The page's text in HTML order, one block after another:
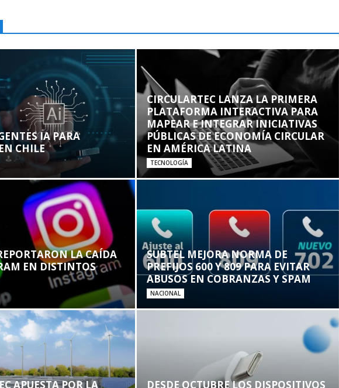
IA PARA
CHILE
CIRCULARTEC LANZA LA PRIMERA
PLATAFORMA INTERACTIVA PARA
MAPEAR E INTEGRAR INICIATIVAS
PÚBLICAS DE ECONOMÍA CIRCULAR
EN AMÉRICA LATINA
TECNOLOGÍA
LA CAÍDA
EN DISTINTOS
SUBTEL MEJORA NORMA DE
PREFIJOS 600 Y 809 PARA EVITAR
ABUSOS EN COBRANZAS Y SPAM
NACIONAL
APUESTA POR LA DESDE OCTUBRE LOS DISPOSITIVOS